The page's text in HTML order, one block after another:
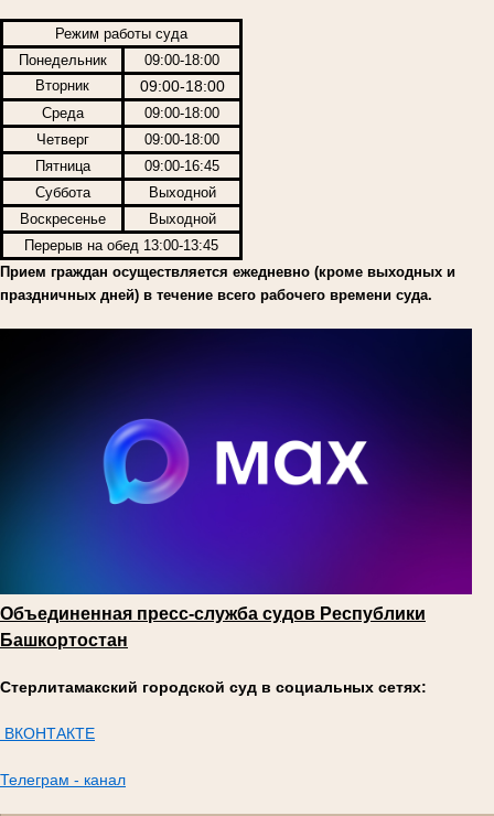
Режим работы суда
Понедельник
09:00-18:00
Вторник
09:00-18:00
Среда
09:00-18:00
Четверг
09:00-18:00
Пятница
09:00-16:45
Суббота
Выходной
Воскресенье
Выходной
Перерыв на обед 13:00-13:45
Прием граждан осуществляется ежедневно (кроме выходных и
праздничных дней) в течение всего рабочего времени суда.
Объединенная пресс-служба судов Республики
Башкортостан
Стерлитамакский городской суд в социальных сетях:
ВКОНТАКТЕ
Телеграм - канал